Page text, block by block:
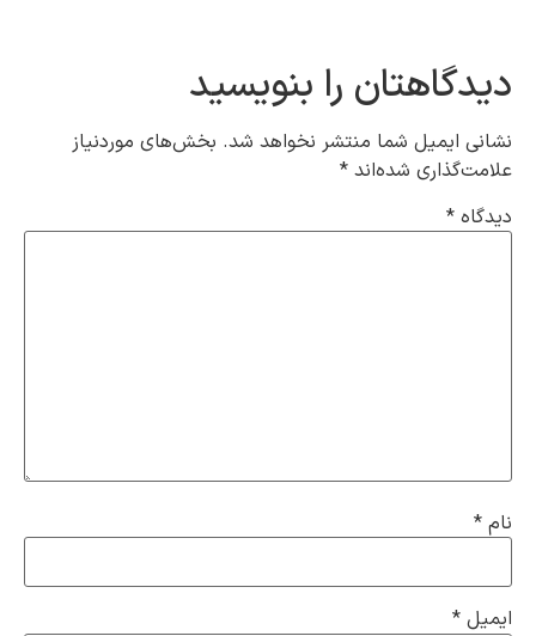
را بنویسید
ایمیل شما منتشر نخواهد شد. بخش‌های موردنیاز
شده‌اند *